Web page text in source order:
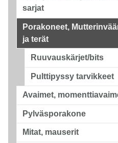
sarjat
Porakoneet,
ja terät
Ruuvauskärjet/bits
Pulttipyssy tarvikkeet
Avaimet,
Pylväsporakone
Mitat, mauserit